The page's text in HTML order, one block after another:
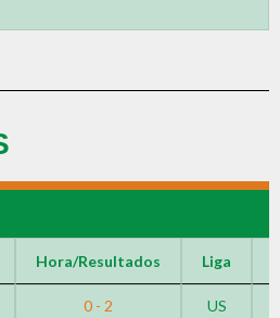
Hora/Resultados Liga
0 - 2
US